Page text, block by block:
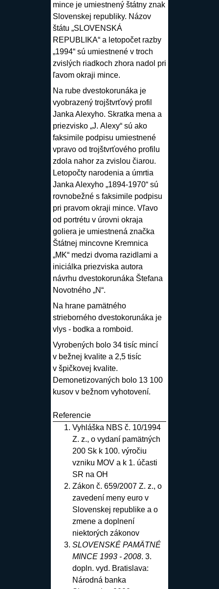
mince je umiestnený štátny znak
Slovenskej republiky. Názov
štátu „SLOVENSKÁ
REPUBLIKA“ a letopočet razby
„1994“ sú umiestnené v troch
zvislých riadkoch zhora nadol pri
ľavom okraji mince.
Na rube dvestokorunáka je
vyobrazený trojštvrťový profil
Janka Alexyho. Skratka mena a
priezvisko „J. Alexy“ sú ako
faksimile podpisu umiestnené
vpravo od trojštvrťového profilu
zdola nahor za zvislou čiarou.
Letopočty narodenia a úmrtia
Janka Alexyho „1894-1970“ sú
rovnobežné s faksimile podpisu
pri pravom okraji mince. Vľavo
od portrétu v úrovni okraja
goliera je umiestnená značka
Štátnej mincovne Kremnica
„MK“ medzi dvoma razidlami a
iniciálka priezviska autora
návrhu dvestokorunáka Štefana
Novotného „N“.
Na hrane pamätného
strieborného dvestokorunáka je
vlys - bodka a romboid.
Vyrobených bolo 34 tisíc mincí
v bežnej kvalite a 2,5 tisíc
v špičkovej kvalite.
Demonetizovaných bolo 13 100
kusov v bežnom vyhotovení.
Referencie
Vyhláška NBS č. 10/1994
Z. z., o vydaní pamätných
200 Sk k 100. výročiu
vzniku MOV a k 1. účasti
SR na OH
Zákon č. 659/2007 Z. z., o
zavedení meny euro v
Slovenskej republike a o
zmene a doplnení
niektorých zákonov
SLOVENSKÉ PAMÄTNÉ
MINCE 1993 - 2008. 3.
dopln. vyd. Bratislava:
Národná banka